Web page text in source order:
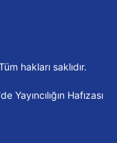
hakları saklıdır.
Yayıncılığın Hafızası